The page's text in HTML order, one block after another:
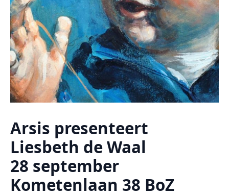
Arsis presenteert
Liesbeth de Waal
28 september
Kometenlaan 38 BoZ